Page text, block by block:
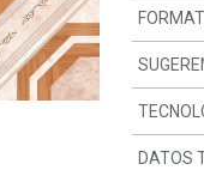
DATOS